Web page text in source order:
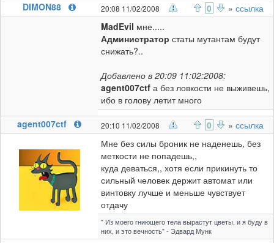
DIMON88 20:08 11/02/2008 0 » ссылка
MadEvil мне.....
Администратор статы мутантам будут
снижать?..
Добавлено в 20:09 11:02:2008:
agent007ctf а без ловкости не выживешь,
ибо в голову летит много
agent007ctf
20:10 11/02/2008 0 » ссылка
Мне без силы броник не наденешь, без
меткости не попадешь,,
куда деваться,, хотя если прикинуть то
сильный человек держит автомат или
винтовку лучше и меньше чувствует
отдачу
" Из моего гниющего тела вырастут цветы, и я буду в
них, и это вечность" - Эдвард Мунк